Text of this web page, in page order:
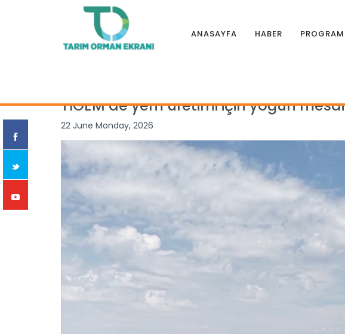
ANASAYFA HABER PROGRAM
TİGEM’de yem üretimi için yoğun mesai
22 June Monday, 2026